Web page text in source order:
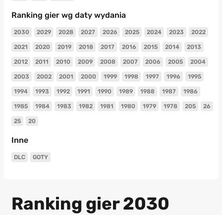
Ranking gier wg daty wydania
2030 2029 2028 2027 2026 2025 2024 2023 2022
2021 2020 2019 2018 2017 2016 2015 2014 2013
2012 2011 2010 2009 2008 2007 2006 2005 2004
2003 2002 2001 2000 1999 1998 1997 1996 1995
1994 1993 1992 1991 1990 1989 1988 1987 1986
1985 1984 1983 1982 1981 1980 1979 1978 205 26
25 20
Inne
DLC GOTY
Ranking gier 2030